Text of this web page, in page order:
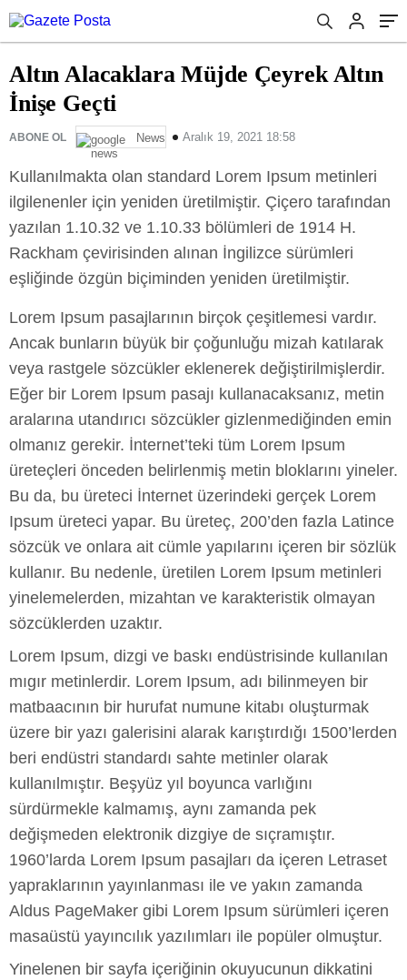
Altın Alacaklara Müjde Çeyrek Altın
İnişe Geçti
ABONE OL News Aralık 19, 2021 18:58
Kullanılmakta olan standard Lorem Ipsum metinleri
ilgilenenler için yeniden üretilmiştir. Çiçero tarafından
yazılan 1.10.32 ve 1.10.33 bölümleri de 1914 H.
Rackham çevirisinden alınan İngilizce sürümleri
eşliğinde özgün biçiminden yeniden üretilmiştir.
Lorem Ipsum pasajlarının birçok çeşitlemesi vardır.
Ancak bunların büyük bir çoğunluğu mizah katılarak
veya rastgele sözcükler eklenerek değiştirilmişlerdir.
Eğer bir Lorem Ipsum pasajı kullanacaksanız, metin
aralarına utandırıcı sözcükler gizlenmediğinden emin
olmanız gerekir. İnternet’teki tüm Lorem Ipsum
üreteçleri önceden belirlenmiş metin bloklarını yineler.
Bu da, bu üreteci İnternet üzerindeki gerçek Lorem
Ipsum üreteci yapar. Bu üreteç, 200’den fazla Latince
sözcük ve onlara ait cümle yapılarını içeren bir sözlük
kullanır. Bu nedenle, üretilen Lorem Ipsum metinleri
yinelemelerden, mizahtan ve karakteristik olmayan
sözcüklerden uzaktır.
Lorem Ipsum, dizgi ve baskı endüstrisinde kullanılan
mıgır metinlerdir. Lorem Ipsum, adı bilinmeyen bir
matbaacının bir hurufat numune kitabı oluşturmak
üzere bir yazı galerisini alarak karıştırdığı 1500’lerden
beri endüstri standardı sahte metinler olarak
kullanılmıştır. Beşyüz yıl boyunca varlığını
sürdürmekle kalmamış, aynı zamanda pek
değişmeden elektronik dizgiye de sıçramıştır.
1960’larda Lorem Ipsum pasajları da içeren Letraset
yapraklarının yayınlanması ile ve yakın zamanda
Aldus PageMaker gibi Lorem Ipsum sürümleri içeren
masaüstü yayıncılık yazılımları ile popüler olmuştur.
Yinelenen bir sayfa içeriğinin okuyucunun dikkatini